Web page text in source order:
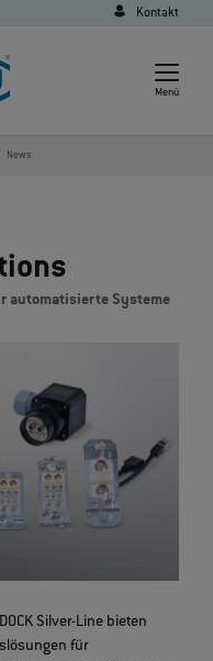
Kontakt
Menü
News
automatisierte Systeme
Silver-Line bieten
für